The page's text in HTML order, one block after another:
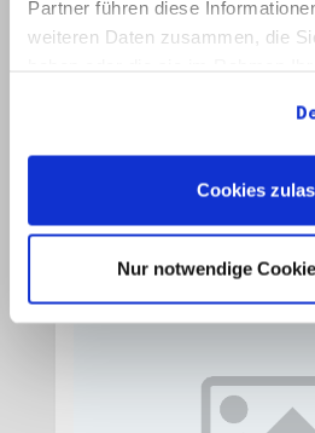
Partner führen diese
weiteren Daten zusammen, die
Cookies
Nur notwendige